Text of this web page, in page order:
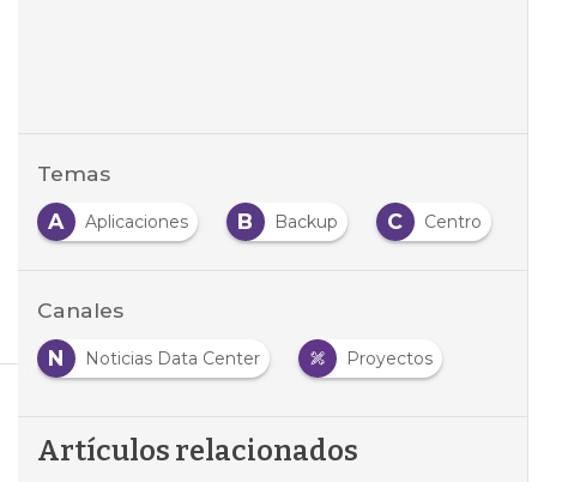
Temas
A Aplicaciones B Backup C Centro
Canales
N
Noticias Data Center Proyectos
Artículos relacionados